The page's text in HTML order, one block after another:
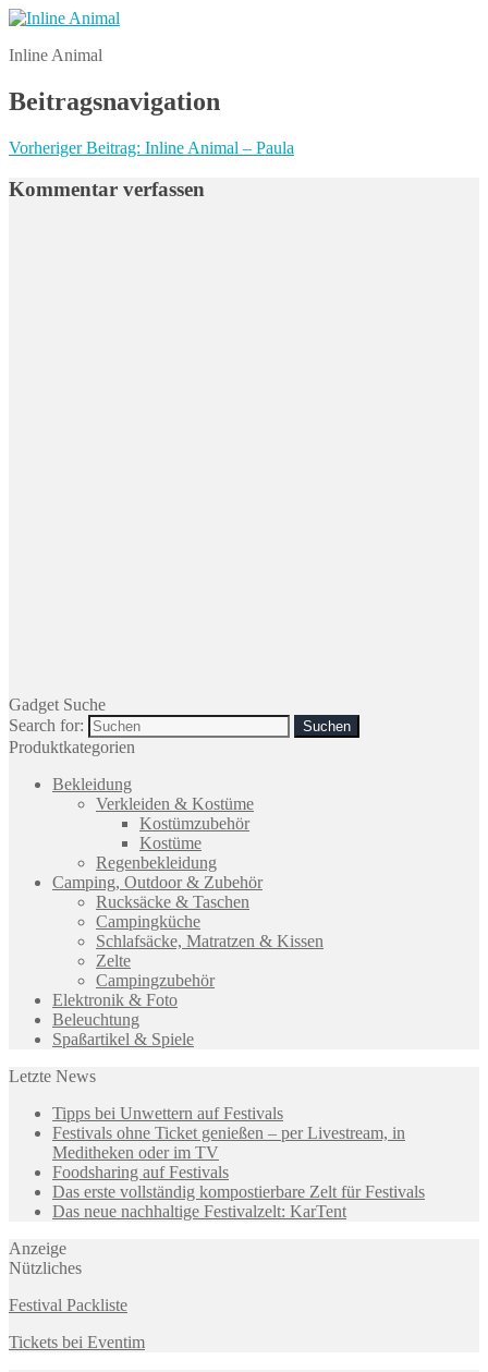
Inline Animal
Beitragsnavigation
Vorheriger Beitrag: Inline Animal – Paula
Kommentar verfassen
Gadget Suche
Search for:
Produktkategorien
Bekleidung
Verkleiden & Kostüme
Kostümzubehör
Kostüme
Regenbekleidung
Camping, Outdoor & Zubehör
Rucksäcke & Taschen
Campingküche
Schlafsäcke, Matratzen & Kissen
Zelte
Campingzubehör
Elektronik & Foto
Beleuchtung
Spaßartikel & Spiele
Letzte News
Tipps bei Unwettern auf Festivals
Festivals ohne Ticket genießen – per Livestream, in
Meditheken oder im TV
Foodsharing auf Festivals
Das erste vollständig kompostierbare Zelt für Festivals
Das neue nachhaltige Festivalzelt: KarTent
Anzeige
Nützliches
Festival Packliste
Tickets bei Eventim